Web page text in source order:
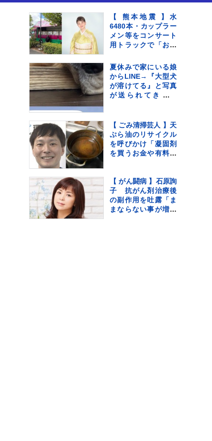
【 熊本地震 】水
6480本・カップラー
メン等をコンサート
用トラックで「お気
付きトラックにため
らいも〝自分のこと
を言ってる場合では
ない〟
夏休みで家にいる娘
からLINE→『大型犬
が溶けてる』と写真
が送られてきてい
ぷたぷで草」「無防
備ｗｗ」
【 ごみ清掃芸人 】天
ぷら油のリサイクル
を呼びかけ「凝固剤
を買うお金や有料袋
にも繋がります
よ！」【マシンガン
ズ滝沢】
【 がん闘病 】石原詢
子 抗がん剤治療後
の副作用を吐露「ま
まならない事が増え